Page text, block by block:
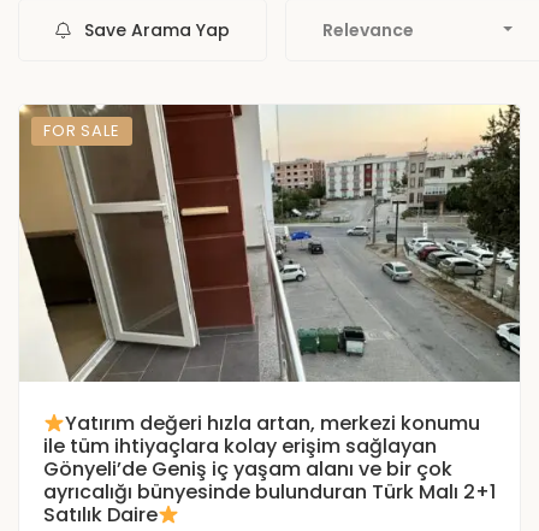
Save Arama Yap Relevance
FOR SALE
Yatırım değeri hızla artan, merkezi konumu
ile tüm ihtiyaçlara kolay erişim sağlayan
Gönyeli’de Geniş iç yaşam alanı ve bir çok
ayrıcalığı bünyesinde bulunduran Türk Malı 2+1
Satılık Daire